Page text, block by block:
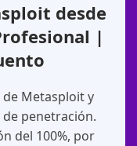
desde
|
Metasploit y
penetración.
del 100%, por